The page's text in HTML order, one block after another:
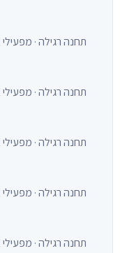
תחנה רגילה · מפעילי אוטובוסים
תחנה רגילה · מפעילי אוטובוסים
תחנה רגילה · מפעילי אוטובוסים
תחנה רגילה · מפעילי אוטובוסים
תחנה רגילה · מפעילי אוטובוסים